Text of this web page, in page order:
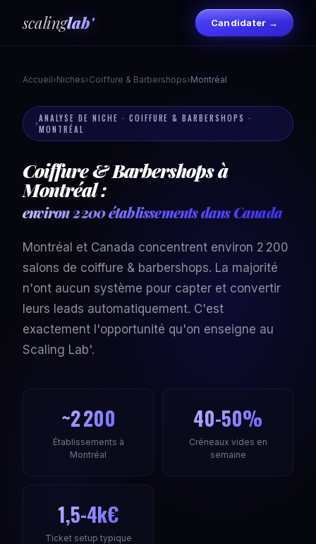
scalinglab' Candidater →
Accueil›Niches›Coiffure & Barbershops›Montréal
ANALYSE DE NICHE · COIFFURE & BARBERSHOPS ·
MONTRÉAL
Coiffure & Barbershops à
Montréal :
environ 2 200 établissements dans Canada
Montréal et Canada concentrent environ 2 200
salons de coiffure & barbershops. La majorité
n'ont aucun système pour capter et convertir
leurs leads automatiquement. C'est
exactement l'opportunité qu'on enseigne au
Scaling Lab'.
~2 200
Établissements à
Montréal
40-50%
Créneaux vides en
semaine
1,5-4k€
Ticket setup typique